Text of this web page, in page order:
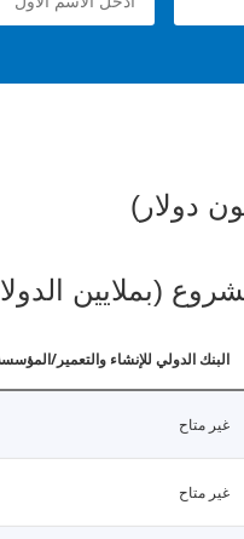
دولار)
(بملايين
البنك الدولي للإنشاء والتعمير/
غير متاح
غير متاح